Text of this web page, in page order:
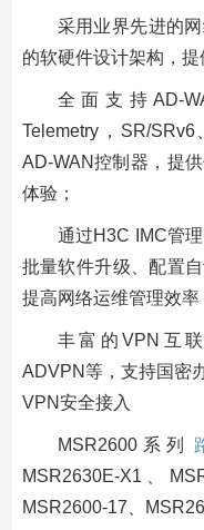
采用业界先进的
的软硬件设计架构，提
全面支持AD-
Telemetry，SR/
AD-WAN控制器，提
体验；
通过H3C IMC管
批量软件升级、配置
提高网络运维管理效
丰富的VPN互
ADVPN等，支持国密
VPN安全接入
MSR2600系列
MSR2630E-X1、
MSR2600-17、